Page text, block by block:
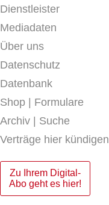
Dienstleister
Mediadaten
Über uns
Datenschutz
Datenbank
Shop | Formulare
Archiv | Suche
Verträge hier kündigen
Zu Ihrem Digital-
Abo geht es hier!